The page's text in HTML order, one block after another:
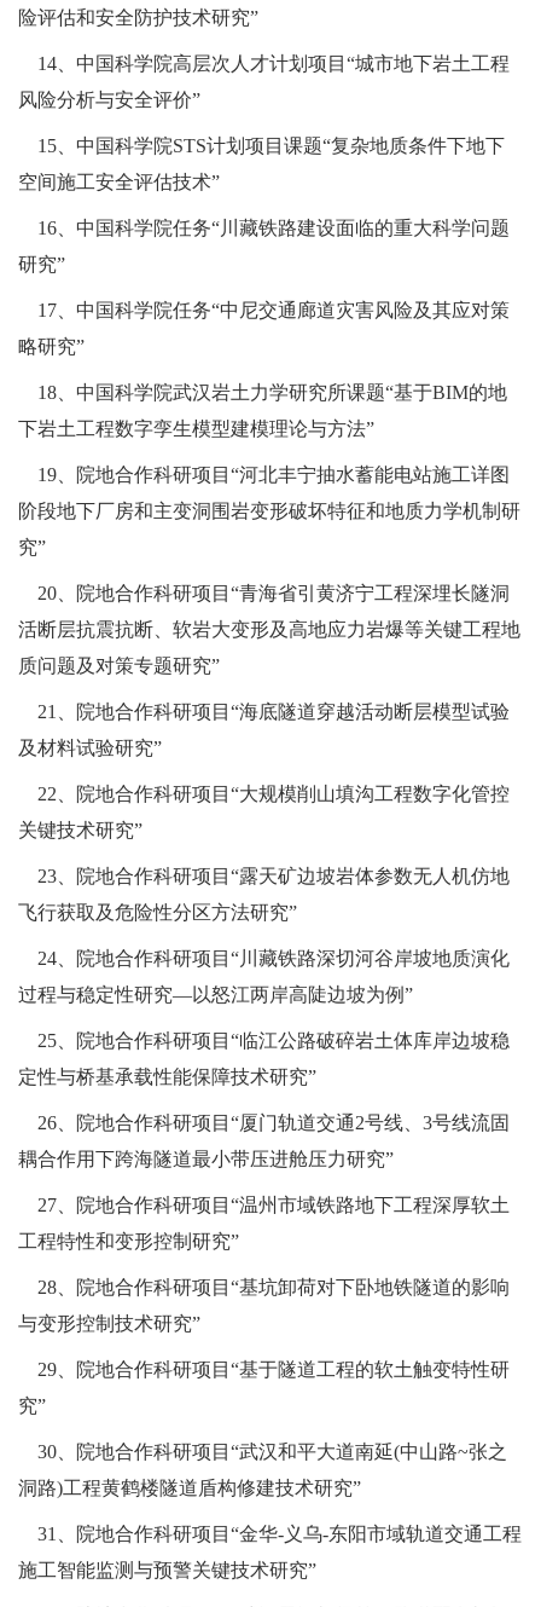
险评估和安全防护技术研究”
14、中国科学院高层次人才计划项目“城市地下岩土工程
风险分析与安全评价”
15、中国科学院STS计划项目课题“复杂地质条件下地下
空间施工安全评估技术”
16、中国科学院任务“川藏铁路建设面临的重大科学问题
研究”
17、中国科学院任务“中尼交通廊道灾害风险及其应对策
略研究”
18、中国科学院武汉岩土力学研究所课题“基于BIM的地
下岩土工程数字孪生模型建模理论与方法”
19、院地合作科研项目“河北丰宁抽水蓄能电站施工详图
阶段地下厂房和主变洞围岩变形破坏特征和地质力学机制研
究”
20、院地合作科研项目“青海省引黄济宁工程深埋长隧洞
活断层抗震抗断、软岩大变形及高地应力岩爆等关键工程地
质问题及对策专题研究”
21、院地合作科研项目“海底隧道穿越活动断层模型试验
及材料试验研究”
22、院地合作科研项目“大规模削山填沟工程数字化管控
关键技术研究”
23、院地合作科研项目“露天矿边坡岩体参数无人机仿地
飞行获取及危险性分区方法研究”
24、院地合作科研项目“川藏铁路深切河谷岸坡地质演化
过程与稳定性研究—以怒江两岸高陡边坡为例”
25、院地合作科研项目“临江公路破碎岩土体库岸边坡稳
定性与桥基承载性能保障技术研究”
26、院地合作科研项目“厦门轨道交通2号线、3号线流固
耦合作用下跨海隧道最小带压进舱压力研究”
27、院地合作科研项目“温州市域铁路地下工程深厚软土
工程特性和变形控制研究”
28、院地合作科研项目“基坑卸荷对下卧地铁隧道的影响
与变形控制技术研究”
29、院地合作科研项目“基于隧道工程的软土触变特性研
究”
30、院地合作科研项目“武汉和平大道南延(中山路~张之
洞路)工程黄鹤楼隧道盾构修建技术研究”
31、院地合作科研项目“金华-义乌-东阳市域轨道交通工程
施工智能监测与预警关键技术研究”